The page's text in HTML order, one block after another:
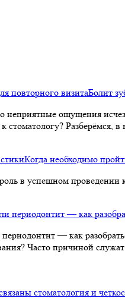
Болит
ощущения
Разберёмся,
Когда необходимо
в успешном проведении
— как
Часто причиной
стоматология и